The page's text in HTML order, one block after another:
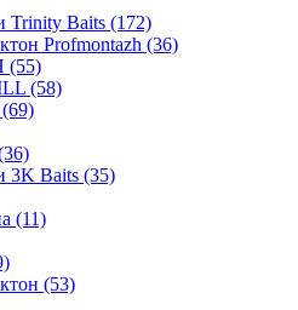
Trinity Baits (172)
Profmontazh (36)
(55)
(58)
3K Baits (35)
(11)
(53)